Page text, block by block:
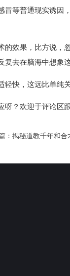
等普通现实诱因
效果，比方说
去在脑海中想象
快，这远比单纯
？欢迎于评论
： 揭秘道教千年和合